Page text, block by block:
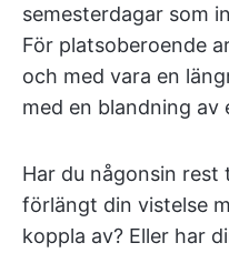
semesterdagar som
För platsoberoende
och med vara en
med en blandning
Har du någonsin
förlängt din vistelse
koppla av? Eller har